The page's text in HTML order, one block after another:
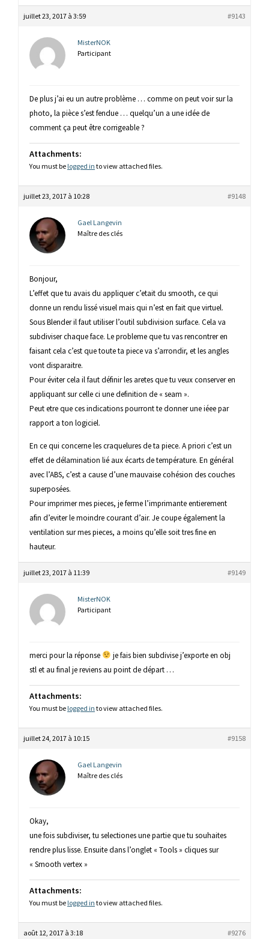
juillet 23, 2017 à 3:59 #9143
MisterNOK
Participant
De plus j’ai eu un autre problème … comme on peut voir sur la
photo, la pièce s’est fendue … quelqu’un a une idée de
comment ça peut être corrigeable ?
Attachments:
You must be logged in to view attached files.
juillet 23, 2017 à 10:28 #9148
Gael Langevin
Maître des clés
Bonjour,
L’effet que tu avais du appliquer c’etait du smooth, ce qui
donne un rendu lissé visuel mais qui n’est en fait que virtuel.
Sous Blender il faut utiliser l’outil subdivision surface. Cela va
subdiviser chaque face. Le probleme que tu vas rencontrer en
faisant cela c’est que toute ta piece va s’arrondir, et les angles
vont disparaitre.
Pour éviter cela il faut définir les aretes que tu veux conserver en
appliquant sur celle ci une definition de « seam ».
Peut etre que ces indications pourront te donner une iéee par
rapport a ton logiciel.
En ce qui concerne les craquelures de ta piece. A priori c’est un
effet de délamination lié aux écarts de température. En général
avec l’ABS, c’est a cause d’une mauvaise cohésion des couches
superposées.
Pour imprimer mes pieces, je ferme l’imprimante entierement
afin d’eviter le moindre courant d’air. Je coupe également la
ventilation sur mes pieces, a moins qu’elle soit tres fine en
hauteur.
juillet 23, 2017 à 11:39 #9149
MisterNOK
Participant
merci pour la réponse
je fais bien subdivise j’exporte en obj
stl et au final je reviens au point de départ …
Attachments:
You must be logged in to view attached files.
juillet 24, 2017 à 10:15 #9158
Gael Langevin
Maître des clés
Okay,
une fois subdiviser, tu selectiones une partie que tu souhaites
rendre plus lisse. Ensuite dans l’onglet « Tools » cliques sur
« Smooth vertex »
Attachments:
You must be logged in to view attached files.
août 12, 2017 à 3:18 #9276